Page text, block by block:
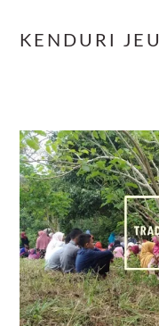
KENDURI